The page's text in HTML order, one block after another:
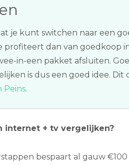
je kunt switchen naar een
profiteert dan van goedkoop
in-een pakket afsluiten.
is dus een goed idee. Dit
Peins.
internet + tv vergelijken?
bespaart al gauw €100